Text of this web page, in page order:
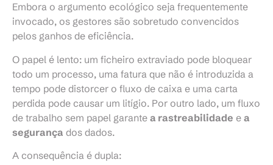
Embora o argumento ecológico seja frequentemente
invocado, os gestores são sobretudo convencidos
pelos ganhos de eficiência.
O papel é lento: um ficheiro extraviado pode bloquear
todo um processo, uma fatura que não é introduzida a
tempo pode distorcer o fluxo de caixa e uma carta
perdida pode causar um litígio. Por outro lado, um fluxo
de trabalho sem papel garante a rastreabilidade e a
segurança dos dados.
A consequência é dupla: